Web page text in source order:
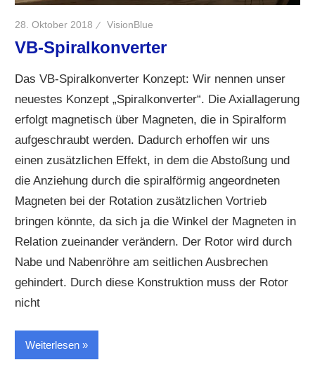
28. Oktober 2018 VisionBlue
VB-Spiralkonverter
Das VB-Spiralkonverter Konzept: Wir nennen unser
neuestes Konzept „Spiralkonverter“. Die Axiallagerung
erfolgt magnetisch über Magneten, die in Spiralform
aufgeschraubt werden. Dadurch erhoffen wir uns
einen zusätzlichen Effekt, in dem die Abstoßung und
die Anziehung durch die spiralförmig angeordneten
Magneten bei der Rotation zusätzlichen Vortrieb
bringen könnte, da sich ja die Winkel der Magneten in
Relation zueinander verändern. Der Rotor wird durch
Nabe und Nabenröhre am seitlichen Ausbrechen
gehindert. Durch diese Konstruktion muss der Rotor
nicht
Weiterlesen